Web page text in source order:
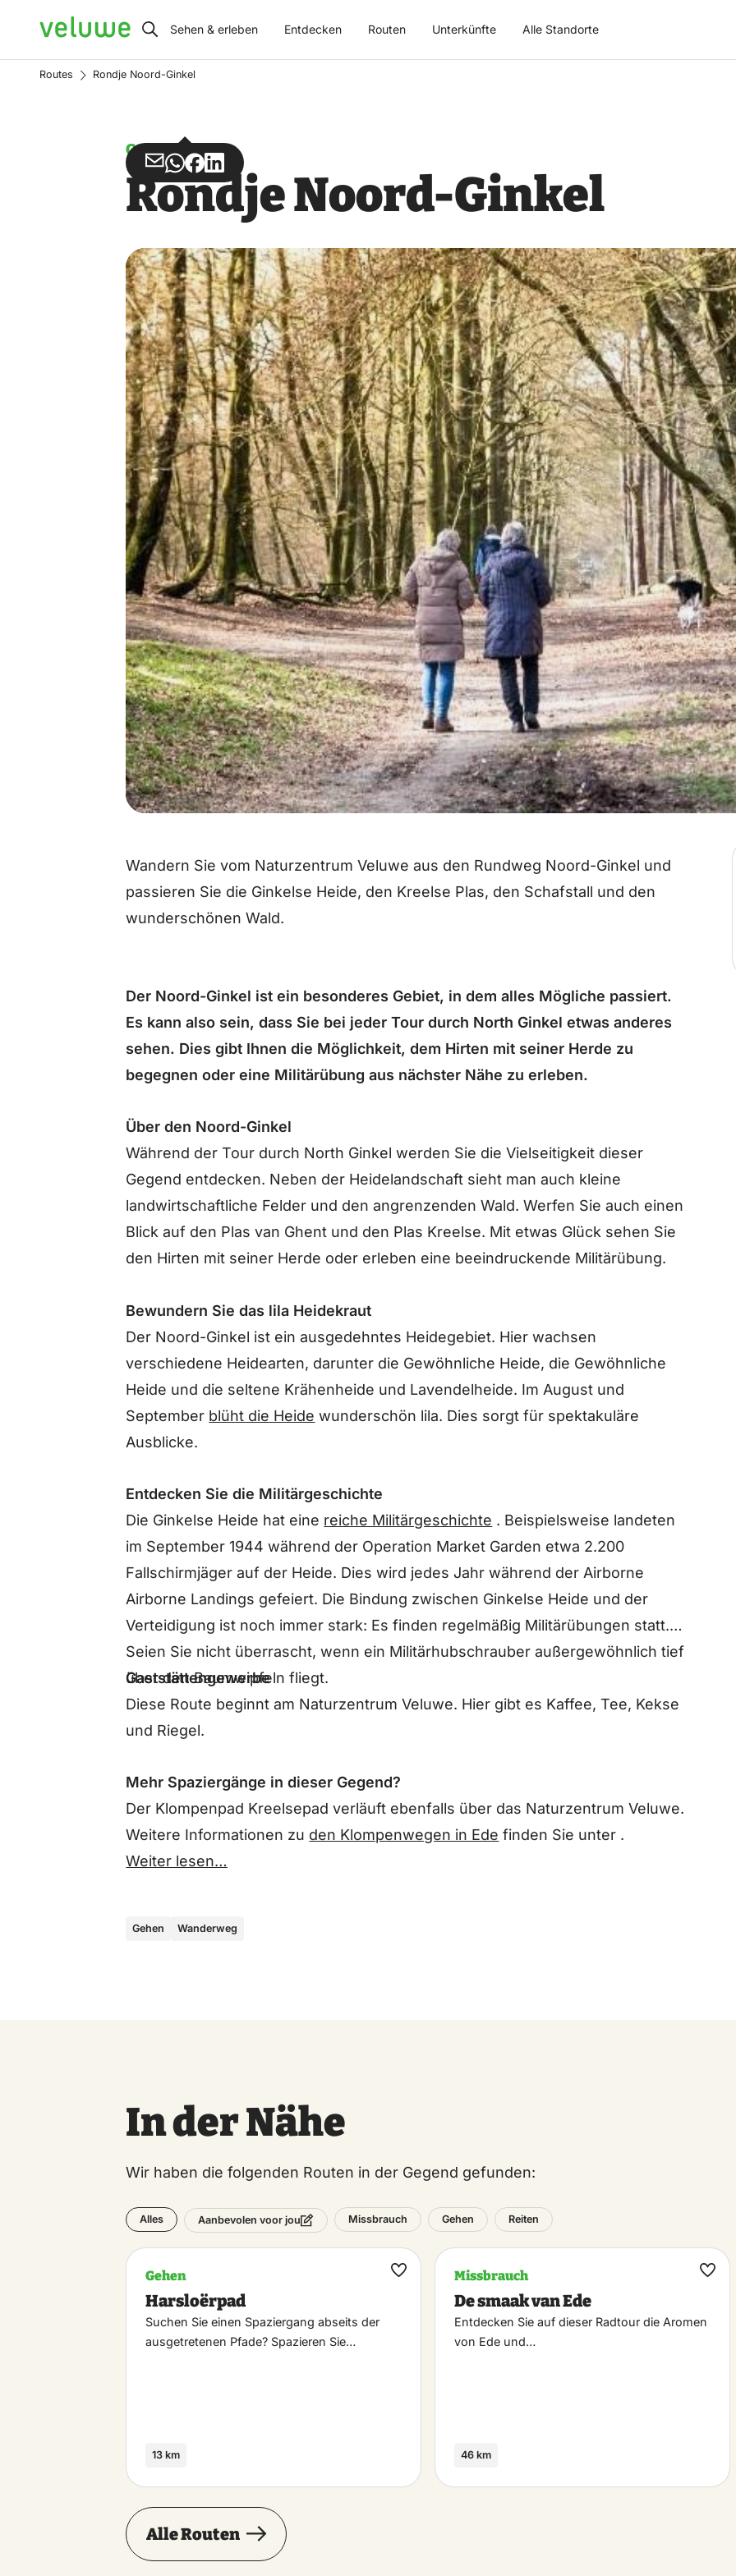
Veluwe Sehen & erleben Entdecken Routen Unterkünfte Alle Standorte
Routes Rondje Noord-Ginkel
Gehen
Teilen
über
Teilen
über
Teilen
auf
Facebook
Teilen
auf
LinkedIn
Rondje Noord-Ginkel
Wandern Sie vom Naturzentrum Veluwe aus den Rundweg Noord-Ginkel und
passieren Sie die Ginkelse Heide, den Kreelse Plas, den Schafstall und den
wunderschönen Wald.
Der Noord-Ginkel ist ein besonderes Gebiet, in dem alles Mögliche passiert.
Es kann also sein, dass Sie bei jeder Tour durch North Ginkel etwas anderes
sehen. Dies gibt Ihnen die Möglichkeit, dem Hirten mit seiner Herde zu
begegnen oder eine Militärübung aus nächster Nähe zu erleben.
Über den Noord-Ginkel
Während der Tour durch North Ginkel werden Sie die Vielseitigkeit dieser
Gegend entdecken. Neben der Heidelandschaft sieht man auch kleine
landwirtschaftliche Felder und den angrenzenden Wald. Werfen Sie auch einen
Blick auf den Plas van Ghent und den Plas Kreelse. Mit etwas Glück sehen Sie
den Hirten mit seiner Herde oder erleben eine beeindruckende Militärübung.
Bewundern Sie das lila Heidekraut
Der Noord-Ginkel ist ein ausgedehntes Heidegebiet. Hier wachsen
verschiedene Heidearten, darunter die Gewöhnliche Heide, die Gewöhnliche
Heide und die seltene Krähenheide und Lavendelheide. Im August und
September blüht die Heide wunderschön lila. Dies sorgt für spektakuläre
Ausblicke.
Entdecken Sie die Militärgeschichte
Die Ginkelse Heide hat eine reiche Militärgeschichte . Beispielsweise landeten
im September 1944 während der Operation Market Garden etwa 2.200
Fallschirmjäger auf der Heide. Dies wird jedes Jahr während der Airborne
Airborne Landings gefeiert. Die Bindung zwischen Ginkelse Heide und der
Verteidigung ist noch immer stark: Es finden regelmäßig Militärübungen statt.
Seien Sie nicht überrascht, wenn ein Militärhubschrauber außergewöhnlich tief
über den Baumwipfeln fliegt.
Gaststättengewerbe
Diese Route beginnt am Naturzentrum Veluwe. Hier gibt es Kaffee, Tee, Kekse
und Riegel.
Mehr Spaziergänge in dieser Gegend?
Der Klompenpad Kreelsepad verläuft ebenfalls über das Naturzentrum Veluwe.
Weitere Informationen zu den Klompenwegen in Ede finden Sie unter .
Weiter lesen…
Gehen Wanderweg
In der Nähe
Wir haben die folgenden Routen in der Gegend gefunden:
Alles Aanbevolen voor jou Missbrauch Gehen Reiten
Gehen
Harsloërpad
Suchen Sie einen Spaziergang abseits der
ausgetretenen Pfade? Spazieren Sie…
13 km
Maak
Missbrauch
De smaak van Ede
Entdecken Sie auf dieser Radtour die Aromen
von Ede und…
46 km
Maak
Alle Routen